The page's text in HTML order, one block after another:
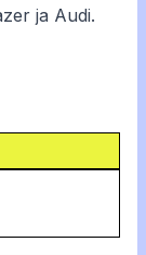
ja Audi.